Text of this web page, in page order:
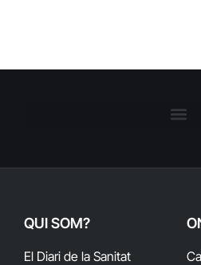
QUI SOM?
El Diari de la Sanitat